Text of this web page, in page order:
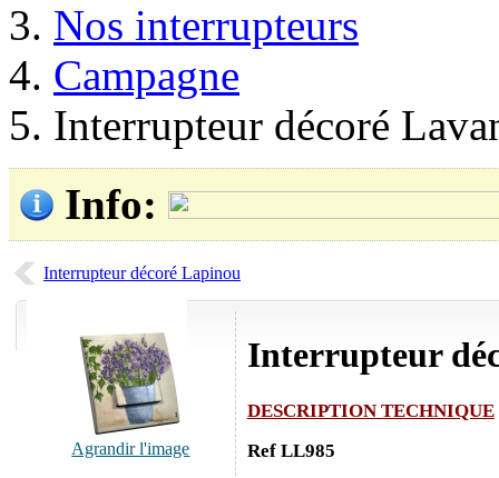
Nos interrupteurs
Campagne
Interrupteur décoré
Info:
Interrupteur décoré Lapinou
Agrandir l'image
Interrupteur
DESCRIPTION TECHNIQUE
Ref LL985